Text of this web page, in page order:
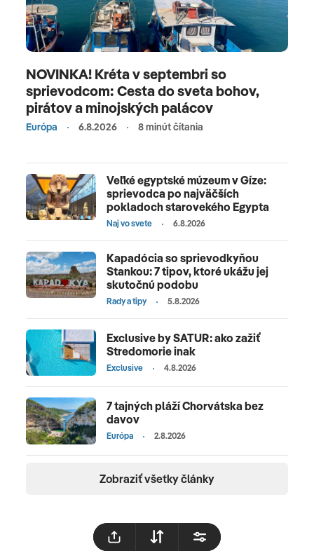
NOVINKA! Kréta v septembri so
sprievodcom: Cesta do sveta bohov,
pirátov a minojských palácov
Európa 6.8.2026 8 minút čítania
Veľké egyptské múzeum v Gíze:
sprievodca po najväčších
pokladoch starovekého Egypta
Naj vo svete 6.8.2026
Kapadócia so sprievodkyňou
Stankou: 7 tipov, ktoré ukážu jej
skutočnú podobu
Rady a tipy 5.8.2026
Exclusive by SATUR: ako zažiť
Stredomorie inak
Exclusive 4.8.2026
7 tajných pláží Chorvátska bez
davov
Európa 2.8.2026
Zobraziť všetky články